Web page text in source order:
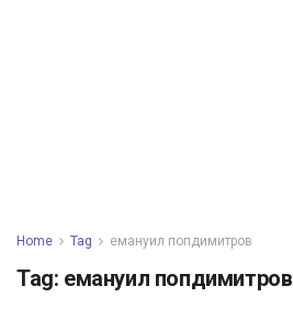
Home Tag емануил попдимитров
Tag: емануил попдимитров